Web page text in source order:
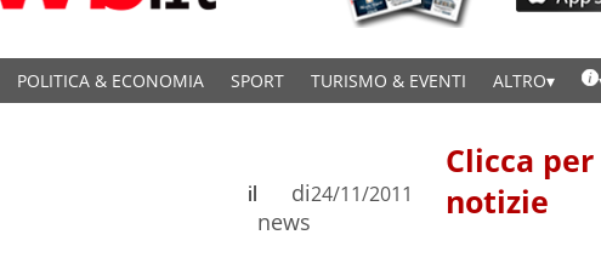
POLITICA & ECONOMIA SPORT TURISMO & EVENTI ALTRO
di
news
il 24/11/2011
Clicca
notizie